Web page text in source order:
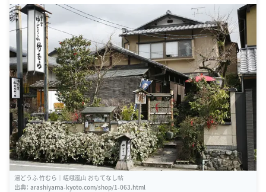
湯どうふ 竹むら｜嵯峨嵐山 おもてなし帖
出典： arashiyama-kyoto.com/shop/1-063.html